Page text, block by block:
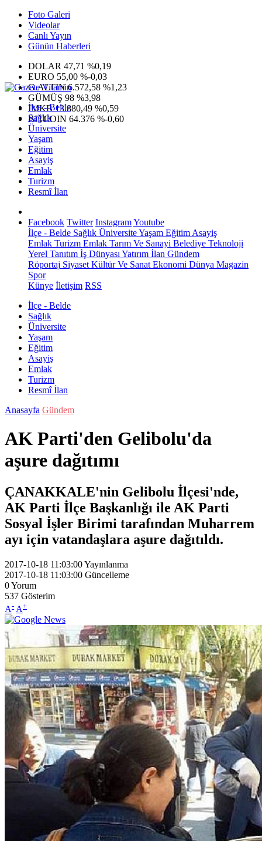
Foto Galeri
Videolar
Canlı Yayın
Günün Haberleri
DOLAR 47,71 %0,19
EURO 55,00 %-0,03
G.ALTIN6.572,58 %1,23
GÜMÜŞ 98 %3,98
IMKB13.880,49 %0,59
BITCOIN 64.376 %-0,60
İlçe - Belde
Sağlık
Üniversite
Yaşam
Eğitim
Asayiş
Emlak
Turizm
Resmî İlan
Facebook Twitter InstagramYoutube
İlçe - Belde Sağlık ÜniversiteYaşam Eğitim Asayiş
Emlak Turizm Emlak Tarım Ve Sanayi Belediye Teknoloji
Yerel Tanıtım İş Dünyası Yatırım İlan Gündem
Röportaj Siyaset Kültür Ve Sanat Ekonomi Dünya Magazin
Spor
Künye İletişim RSS
İlçe - Belde
Sağlık
Üniversite
Yaşam
Eğitim
Asayiş
Emlak
Turizm
Resmî İlan
Anasayfa Gündem
AK Parti'den Gelibolu'da
aşure dağıtımı
ÇANAKKALE'nin Gelibolu İlçesi'nde,
AK Parti İlçe Başkanlığı ile AK Parti
Sosyal İşler Birimi tarafından Muharrem
ayı için vatandaşlara aşure dağıtıldı.
2017-10-18 11:03:00Yayınlanma
2017-10-18 11:03:00 Güncelleme
0Yorum
537 Gösterim
A- A+